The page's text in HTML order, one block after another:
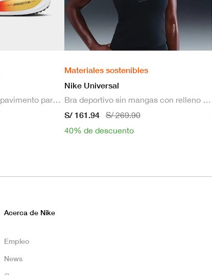
Zapatillas de correr en pavimento para hombre
Materiales sostenibles
Nike Universal
Bra deportivo sin mangas con relleno de sujeción media para mujer
S/ 161.94
S/ 269.90
40% de descuento
Acerca de Nike
Empleo
News